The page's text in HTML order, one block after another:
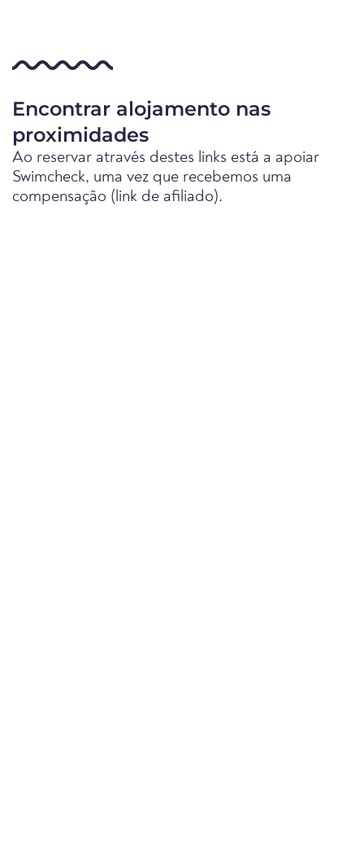
Encontrar alojamento nas
proximidades
Ao reservar através destes links está a apoiar
Swimcheck, uma vez que recebemos uma
compensação (link de afiliado).